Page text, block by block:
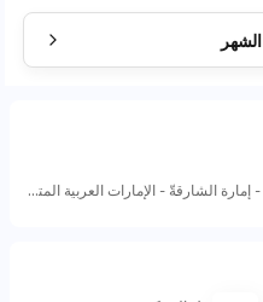
الشهر
8FVH+WFM - الرقعة الحمراء - إمارة الشارقةّ - الإمارات العربية المتحدة